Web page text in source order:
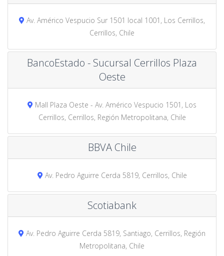
Av. Américo Vespucio Sur 1501 local 1001, Los Cerrillos,
Cerrillos, Chile
BancoEstado - Sucursal Cerrillos Plaza
Oeste
Mall Plaza Oeste - Av. Américo Vespucio 1501, Los
Cerrillos, Cerrillos, Región Metropolitana, Chile
BBVA Chile
Av. Pedro Aguirre Cerda 5819, Cerrillos, Chile
Scotiabank
Av. Pedro Aguirre Cerda 5819, Santiago, Cerrillos, Región
Metropolitana, Chile